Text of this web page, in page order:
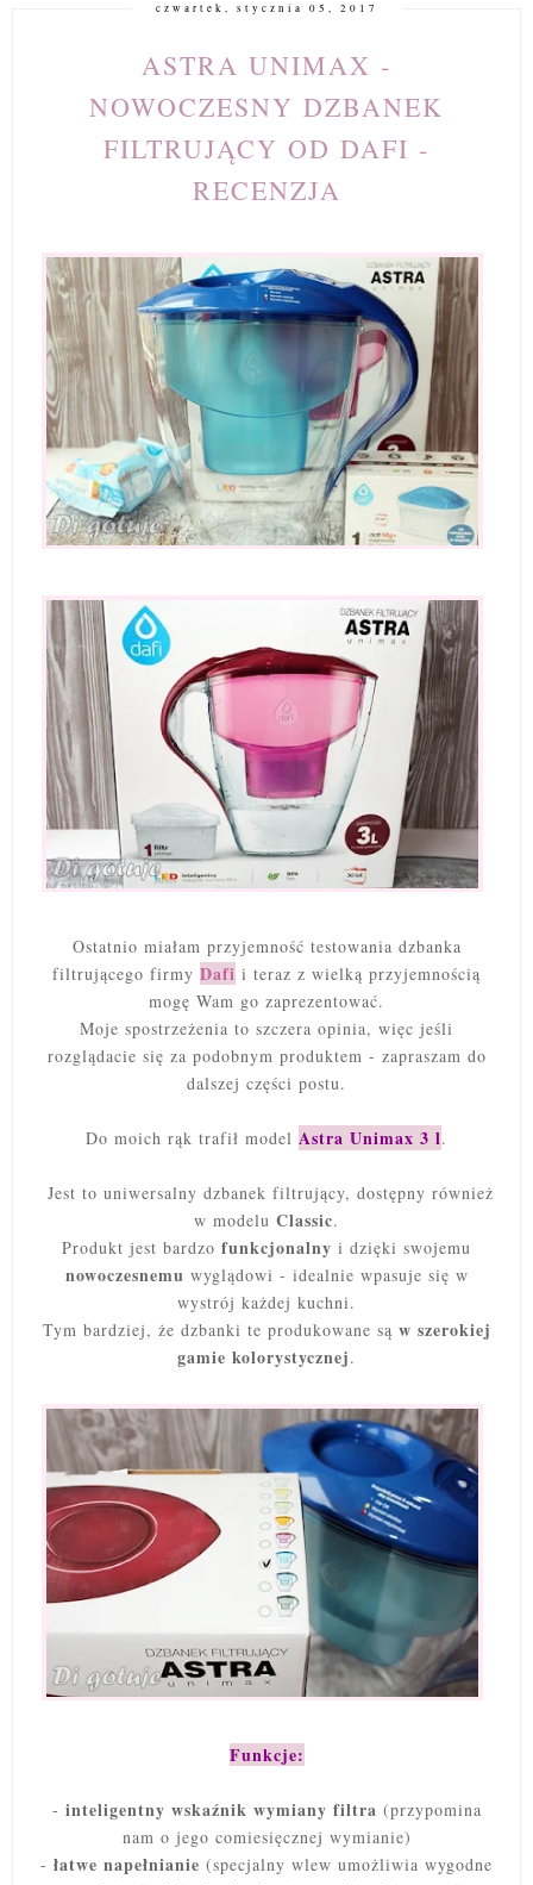
czwartek, stycznia 05, 2017
ASTRA UNIMAX -
NOWOCZESNY DZBANEK
FILTRUJĄCY OD DAFI -
RECENZJA
Ostatnio miałam przyjemność testowania dzbanka
filtrującego firmy Dafi i teraz z wielką przyjemnością
mogę Wam go zaprezentować.
Moje spostrzeżenia to szczera opinia, więc jeśli
rozglądacie się za podobnym produktem - zapraszam do
dalszej części postu.
Do moich rąk trafił model Astra Unimax 3 l.
Jest to uniwersalny dzbanek filtrujący, dostępny również
w modelu Classic.
Produkt jest bardzo funkcjonalny i dzięki swojemu
nowoczesnemu wyglądowi - idealnie wpasuje się w
wystrój każdej kuchni.
Tym bardziej, że dzbanki te produkowane są w szerokiej
gamie kolorystycznej.
Funkcje:
- inteligentny wskaźnik wymiany filtra (przypomina
nam o jego comiesięcznej wymianie)
- łatwe napełnianie (specjalny wlew umożliwia wygodne